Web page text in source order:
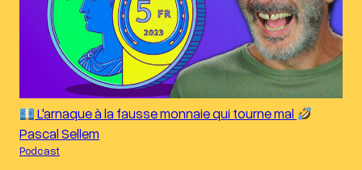
L'arnaque à la fausse monnaie qui tourne mal
Pascal Sellem
Podcast